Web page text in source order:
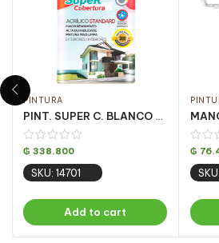
PINTURA
PINT. SUPER C. BLANCO FOSCO 18LT
₲ 338.800
SKU: 14701
Add to cart
₲